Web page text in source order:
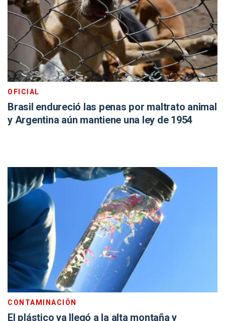
OFICIAL
Brasil endureció las penas por maltrato animal
y Argentina aún mantiene una ley de 1954
CONTAMINACIÓN
El plástico ya llegó a la alta montaña y